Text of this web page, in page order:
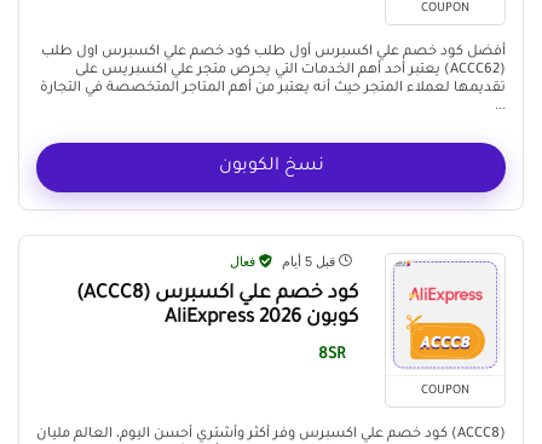
COUPON
أفضل كود خصم علي اكسبرس أول طلب كود خصم علي اكسبرس اول طلب
(ACCC62) يعتبر أحد أهم الخدمات التي يحرص متجر علي اكسبريس على
تقديمها لعملاء المتجر حيث أنه يعتبر من أهم المتاجر المتخصصة في التجارة
...
نسخ الكوبون
COUPON
قبل 5 أيام فعال
كود خصم علي اكسبرس (ACCC8)
كوبون AliExpress 2026
8SR
(ACCC8) كود خصم علي اكسبرس وفر أكثر وأشتري أحسن اليوم، العالم مليان